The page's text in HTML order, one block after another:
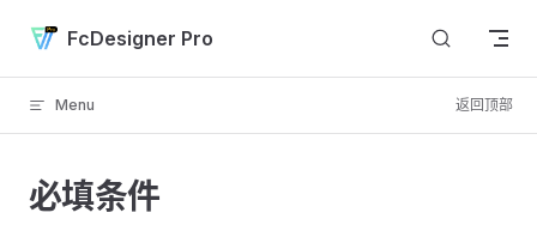
Skip to content
FcDesigner Pro
Menu 返回顶部
必填条件